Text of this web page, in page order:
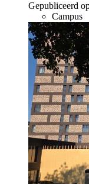
Gepubliceerd
Campus